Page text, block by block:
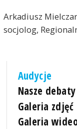
Arkadiusz
socjolog,
Audycje
Nasze debaty
Galeria zdjęć
Galeria